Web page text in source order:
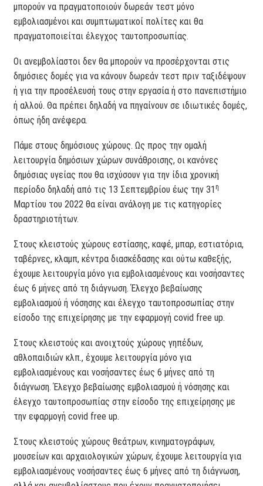
μπορούν να πραγματοποιούν δωρεάν τεστ μόνο
εμβολιασμένοι και συμπτωματικοί πολίτες και θα
πραγματοποιείται έλεγχος ταυτοπροσωπίας.
Οι ανεμβολίαστοι δεν θα μπορούν να προσέρχονται στις
δημόσιες δομές για να κάνουν δωρεάν τεστ πριν ταξιδέψουν
ή για την προσέλευσή τους στην εργασία ή στο πανεπιστήμιο
ή αλλού. Θα πρέπει δηλαδή να πηγαίνουν σε ιδιωτικές δομές,
όπως ήδη ανέφερα.
Πάμε στους δημόσιους χώρους. Ως προς την ομαλή
λειτουργία δημόσιων χώρων συνάθροισης, οι κανόνες
δημόσιας υγείας που θα ισχύσουν για την ίδια χρονική
περίοδο δηλαδή από τις 13 Σεπτεμβρίου έως την 31 η
Μαρτίου του 2022 θα είναι ανάλογη με τις κατηγορίες
δραστηριοτήτων.
Στους κλειστούς χώρους εστίασης, καφέ, μπαρ, εστιατόρια,
ταβέρνες, κλαμπ, κέντρα διασκέδασης και ούτω καθεξής,
έχουμε λειτουργία μόνο για εμβολιασμένους και νοσήσαντες
έως 6 μήνες από τη διάγνωση. Έλεγχο βεβαίωσης
εμβολιασμού ή νόσησης και έλεγχο ταυτοπροσωπίας στην
είσοδο της επιχείρησης με την εφαρμογή covid free up.
Στους κλειστούς και ανοιχτούς χώρους γηπέδων,
αθλοπαιδιών κλπ., έχουμε λειτουργία μόνο για
εμβολιασμένους και νοσήσαντες έως 6 μήνες από τη
διάγνωση. Έλεγχο βεβαίωσης εμβολιασμού ή νόσησης και
έλεγχο ταυτοπροσωπίας στην είσοδο της επιχείρησης με
την εφαρμογή covid free up.
Στους κλειστούς χώρους θεάτρων, κινηματογράφων,
μουσείων και αρχαιολογικών χώρων, έχουμε λειτουργία για
εμβολιασμένους νοσήσαντες έως 6 μήνες από τη διάγνωση,